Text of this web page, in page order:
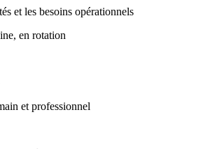
et les besoins opérationnels
en rotation
et professionnel